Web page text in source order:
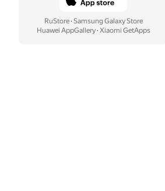
RuStore· Samsung Galaxy Store
Huawei AppGallery· Xiaomi GetApps